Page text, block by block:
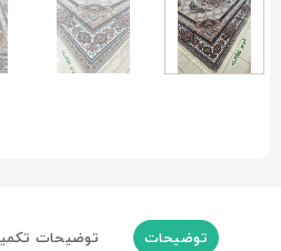
توضیحات توضیحات